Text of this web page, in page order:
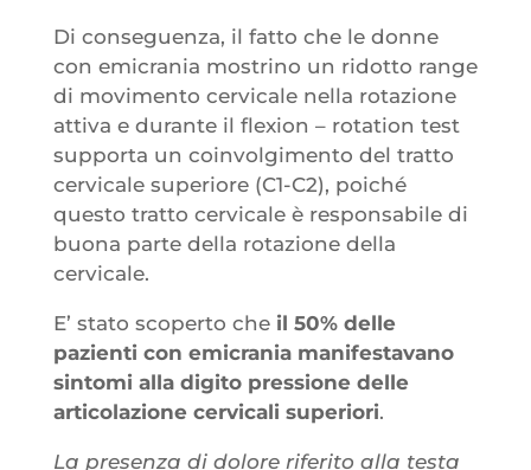
Di conseguenza, il fatto che le donne
con emicrania mostrino un ridotto range
di movimento cervicale nella rotazione
attiva e durante il flexion – rotation test
supporta un coinvolgimento del tratto
cervicale superiore (C1-C2), poiché
questo tratto cervicale è responsabile di
buona parte della rotazione della
cervicale.
E’ stato scoperto che il 50% delle
pazienti con emicrania manifestavano
sintomi alla digito pressione delle
articolazione cervicali superiori.
La presenza di dolore riferito alla testa